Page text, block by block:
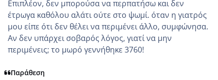
Επιπλέον, δεν μπορούσα να περπατήσω και δεν
έτρωγα καθόλου αλάτι ούτε στο ψωμί. όταν η γιατρός
μου είπε ότι δεν θέλει να περιμένει άλλο, συμφώνησα.
Αν δεν υπάρχει σοβαρός λόγος, γιατί να μην
περιμένεις; το μωρό γεννήθηκε 3760!
Παράθεση